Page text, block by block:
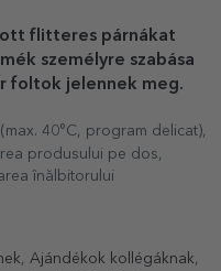
flitteres párnákat
személyre szabása
foltok jelennek meg.
40°C, program delicat),
produsului pe dos,
înălbitorului
, Ajándékok kollégáknak,